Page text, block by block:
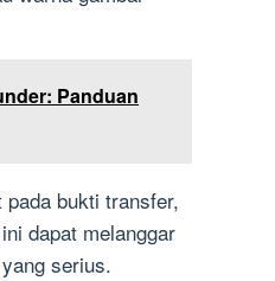
Panduan
bukti transfer,
dapat melanggar
serius.